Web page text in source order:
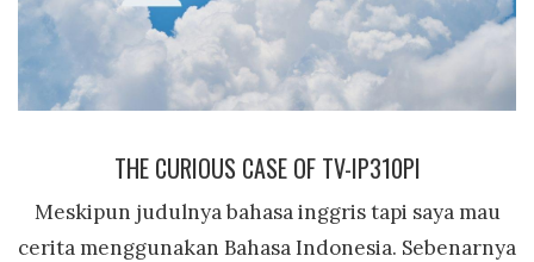
THE CURIOUS CASE OF TV-IP310PI
Meskipun judulnya bahasa inggris tapi saya mau
cerita menggunakan Bahasa Indonesia. Sebenarnya